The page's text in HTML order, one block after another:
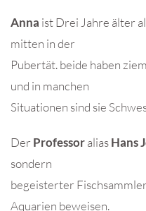
Anna ist Drei Jahre älter
mitten in der
Pubertät. beide haben
und in manchen
Situationen sind sie
Der ProfessoraliasHans
sondern
begeisterter
Aquarien beweisen.